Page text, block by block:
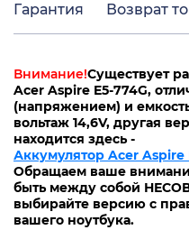
Гарантия Возврат
Внимание!Существует
Acer Aspire E5-774G,
(напряжением) и
вольтаж 14,6V, другая
находится здесь -
Аккумулятор Acer Aspire
Обращаем ваше
быть между собой
выбирайте версию с
вашего ноутбука.